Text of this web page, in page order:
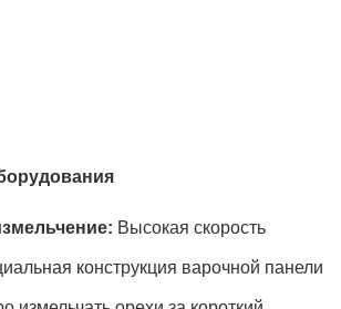
Высокая скорость
конструкция варочной панели